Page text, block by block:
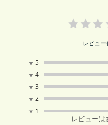
レビュー
★ 5
★ 4
★ 3
★ 2
★ 1
レビューは